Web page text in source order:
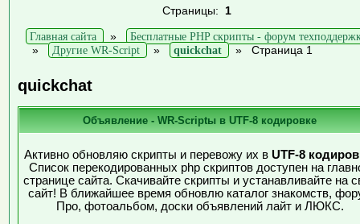
Страницы: 1
Главная сайта
»
Бесплатные PHP скрипты - форум
»
Другие WR-Script » quickchat » Страница 1
quickchat
Объявление - WR-Scriptы в UTF-8 кодировке
Активно обновляю скрипты и перевожу их в UTF-8
Список перекодированных php скриптов доступен на
странице сайта. Скачивайте скрипты и устанавливайте на
сайт! В ближайшее время обновлю каталог знакомств,
Про, фотоальбом, доски объявлений лайт и ЛЮКС.